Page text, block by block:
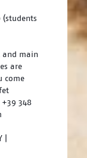
(students
and main
are
come
348